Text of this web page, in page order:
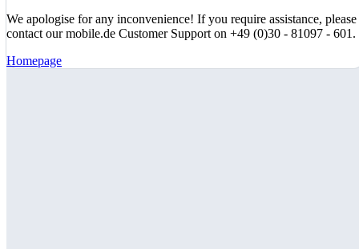
We apologise for any inconvenience! If you require assistance, please
contact our mobile.de Customer Support on +49 (0)30 - 81097 - 601.
Homepage